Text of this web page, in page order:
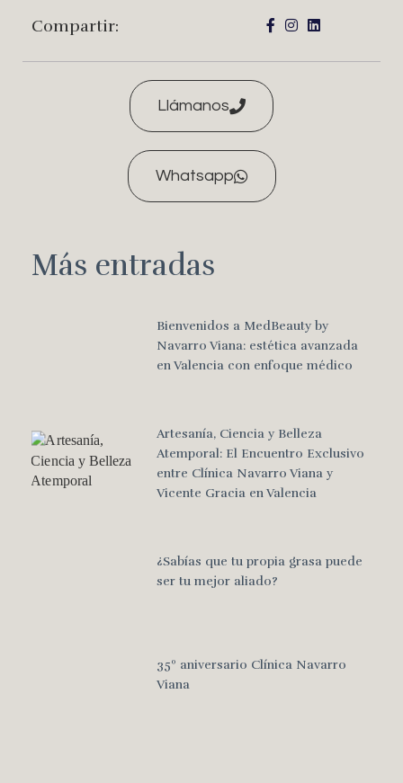
Compartir:
Llámanos
Whatsapp
Más entradas
Bienvenidos a MedBeauty by
Navarro Viana: estética avanzada
en Valencia con enfoque médico
Artesanía, Ciencia y Belleza
Atemporal: El Encuentro Exclusivo
entre Clínica Navarro Viana y
Vicente Gracia en Valencia
¿Sabías que tu propia grasa puede
ser tu mejor aliado?
35º aniversario Clínica Navarro
Viana